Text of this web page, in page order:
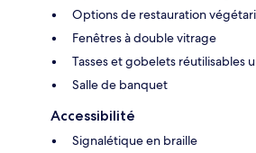
Options de restauration
Fenêtres à double vitrage
Tasses et gobelets réutilisables
Salle de banquet
Accessibilité
Signalétique en braille